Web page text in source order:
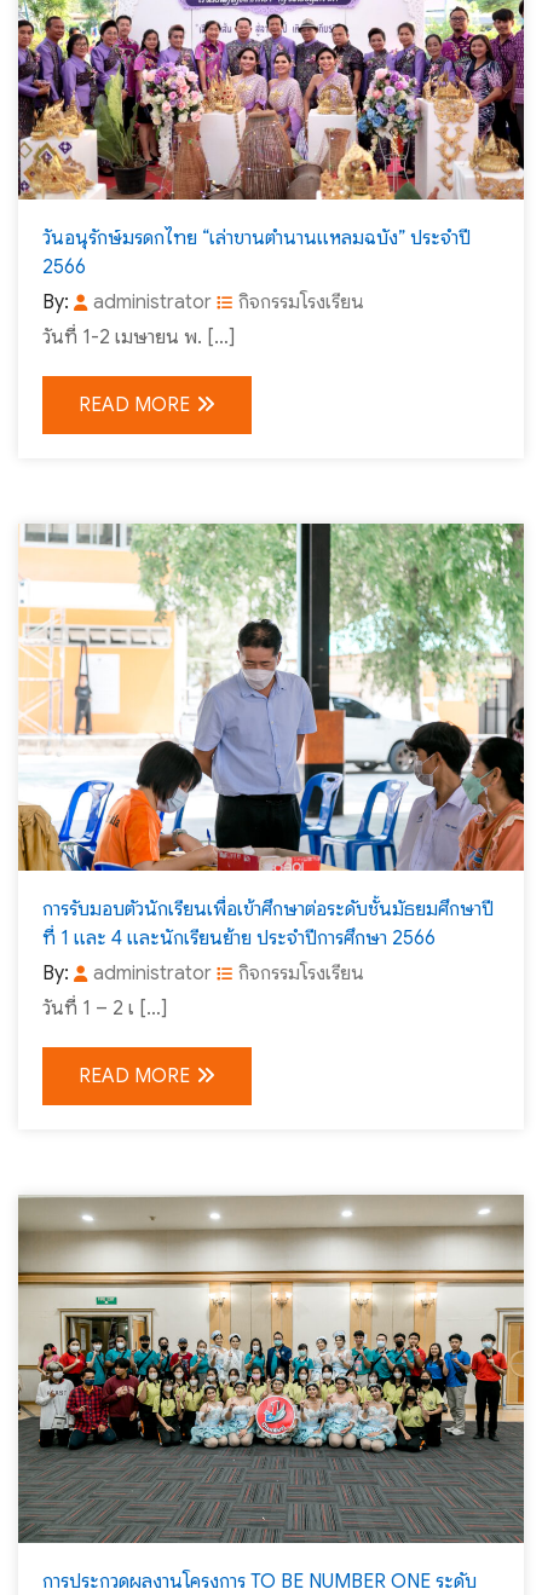
วันอนุรักษ์มรดกไทย “เล่าขานตำนานแหลมฉบัง” ประจำปี
2566
By:
administrator
กิจกรรมโรงเรียน
วันที่ 1-2 เมษายน พ. […]
READ MORE
การรับมอบตัวนักเรียนเพื่อเข้าศึกษาต่อระดับชั้นมัธยมศึกษาปี
ที่ 1 และ 4 และนักเรียนย้าย ประจำปีการศึกษา 2566
By:
administrator
กิจกรรมโรงเรียน
วันที่ 1 – 2 เ […]
READ MORE
การประกวดผลงานโครงการ TO BE NUMBER ONE ระดับ